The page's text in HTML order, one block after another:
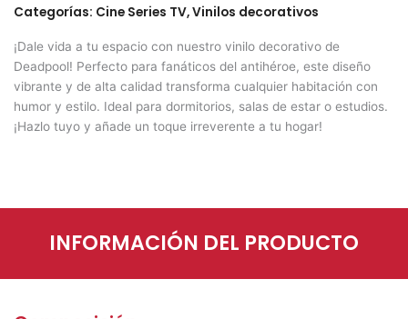
Categorías: Cine Series TV,Vinilos decorativos
¡Dale vida a tu espacio con nuestro vinilo decorativo de
Deadpool! Perfecto para fanáticos del antihéroe, este diseño
vibrante y de alta calidad transforma cualquier habitación con
humor y estilo. Ideal para dormitorios, salas de estar o estudios.
¡Hazlo tuyo y añade un toque irreverente a tu hogar!
INFORMACIÓN DEL PRODUCTO